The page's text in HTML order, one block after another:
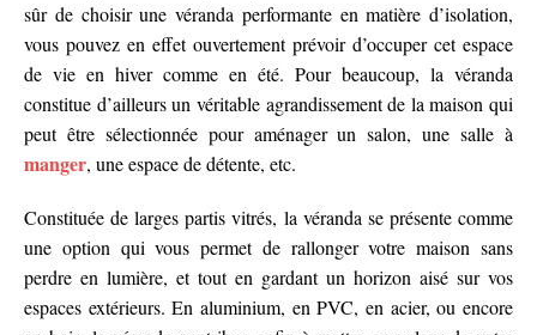
sûr de choisir une véranda performante en matière d’isolation,
vous pouvez en effet ouvertement prévoir d’occuper cet espace
de vie en hiver comme en été. Pour beaucoup, la véranda
constitue d’ailleurs un véritable agrandissement de la maison qui
peut être sélectionnée pour aménager un salon, une salle à
manger, une espace de détente, etc.
Constituée de larges partis vitrés, la véranda se présente comme
une option qui vous permet de rallonger votre maison sans
perdre en lumière, et tout en gardant un horizon aisé sur vos
espaces extérieurs. En aluminium, en PVC, en acier, ou encore